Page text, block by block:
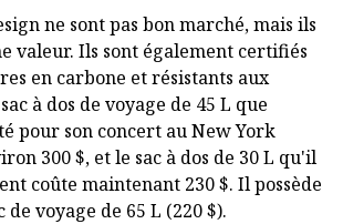
ne sont pas bon marché, mais ils
valeur. Ils sont également certifiés
en carbone et résistants aux
à dos de voyage de 45 L que
pour son concert au New York
300 $, et le sac à dos de 30 L qu'il
coûte maintenant 230 $. Il possède
de voyage de 65 L (220 $).